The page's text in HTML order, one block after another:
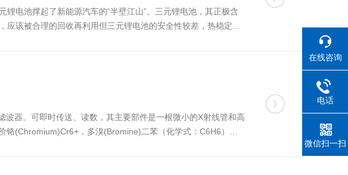
电池撑起了新能源汽车的“半壁江山”。三元锂电池，其正极含
该被合理的回收再利用但三元锂电池的安全性较差，热稳定性
器。可即时传送、读数，其主要部件是一根微小的X射线管和高
(Chromium)Cr6+，多溴(Bromine)二苯（化学式：C6H6）醚
在线咨询
电话
微信扫一扫